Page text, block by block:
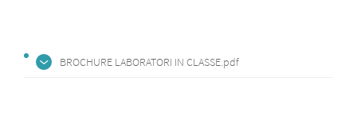
BROCHURE LABORATORI IN CLASSE.pdf